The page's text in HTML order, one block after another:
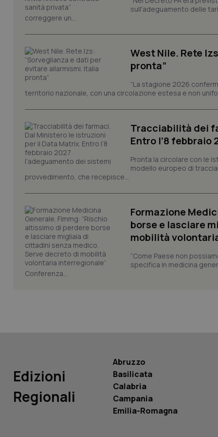
sull'adeguamento delle
correggere un...
West Nile. Rete
pronta”
“La stagione 2026
territorio nazionale, con una circolazione estesa e non
Tracciabilità dei
Entro l’8 febbraio
Pronta la circolare con le
modello europeo di
provvedimento, che recepisce...
Formazione
borse e lasciare
mobilità
“Come Paese non
specifica in medicina
Conferenza...
Edizioni
Regionali
Abruzzo
Basilicata
Calabria
Campania
Emilia-Romagna
tracking-enable